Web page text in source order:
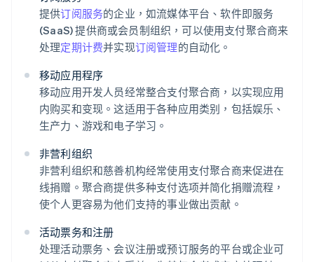
提供订阅服务的企业，如流媒体平台、软件即服务
(SaaS) 提供商或会员制组织，可以使用支付聚合商来
处理定期计费并实现订阅管理的自动化。
移动应用程序
移动应用开发人员经常整合支付聚合商，以实现应用
内购买和变现。这适用于各种应用类别，包括娱乐、
生产力、游戏和电子学习。
非营利组织
非营利组织和慈善机构经常使用支付聚合商来促进在
线捐赠。聚合商提供多种支付选项并简化捐赠流程，
使个人更容易为他们支持的事业做出贡献。
活动票务和注册
处理活动票务、会议注册或预订服务的平台或企业可